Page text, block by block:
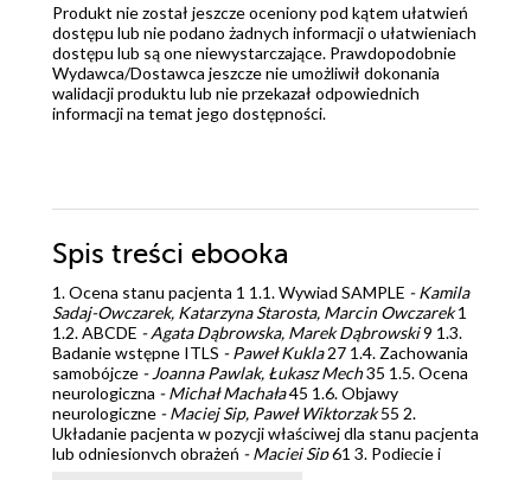
Produkt nie został jeszcze oceniony pod kątem ułatwień
dostępu lub nie podano żadnych informacji o ułatwieniach
dostępu lub są one niewystarczające. Prawdopodobnie
Wydawca/Dostawca jeszcze nie umożliwił dokonania
walidacji produktu lub nie przekazał odpowiednich
informacji na temat jego dostępności.
Spis treści ebooka
1. Ocena stanu pacjenta 1 1.1. Wywiad SAMPLE - Kamila
Sadaj-Owczarek, Katarzyna Starosta, Marcin Owczarek1
1.2. ABCDE - Agata Dąbrowska, Marek Dąbrowski9 1.3.
Badanie wstępne ITLS - Paweł Kukla27 1.4. Zachowania
samobójcze - Joanna Pawlak, Łukasz Mech35 1.5. Ocena
neurologiczna - Michał Machała45 1.6. Objawy
neurologiczne - Maciej Sip, Paweł Wiktorzak55 2.
Układanie pacjenta w pozycji właściwej dla stanu pacjenta
lub odniesionych obrażeń - Maciej Sip61 3. Podjęcie i